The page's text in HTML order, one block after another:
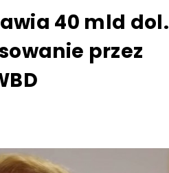
40 mld dol.
przez